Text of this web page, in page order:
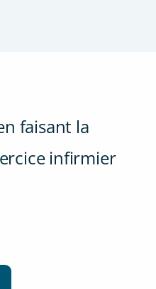
faisant la
infirmier